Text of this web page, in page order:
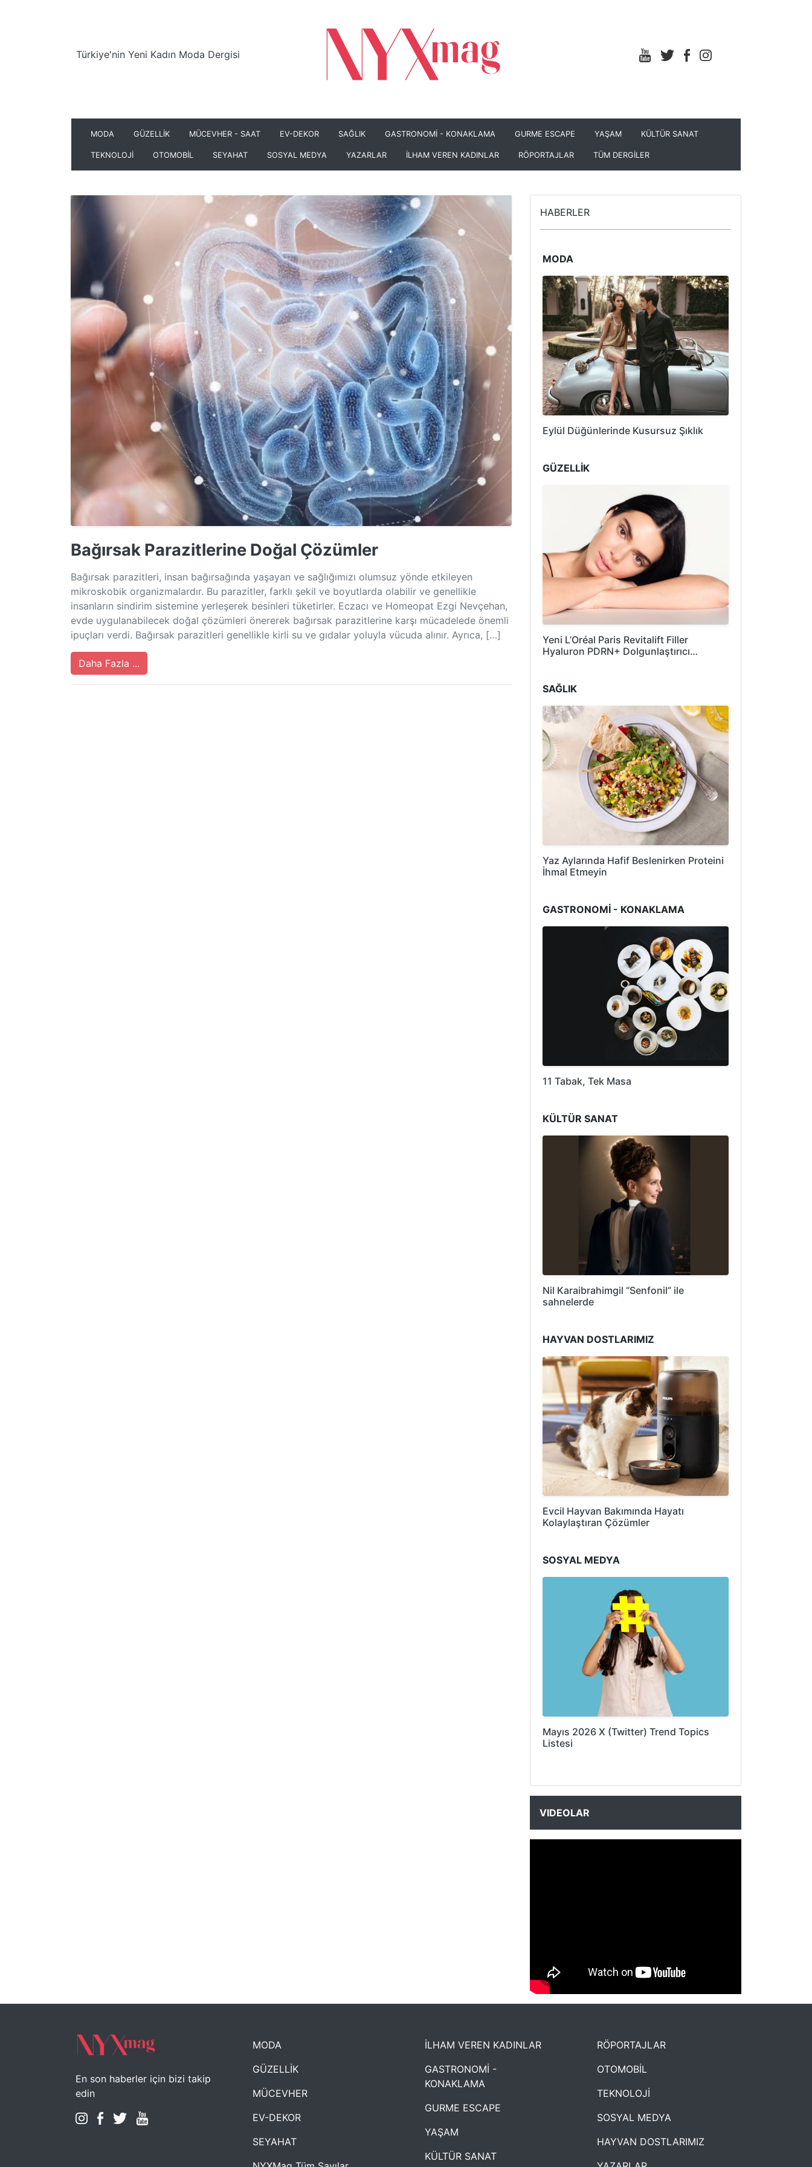
Türkiye'nin Yeni Kadın Moda Dergisi
MODA GÜZELLİK MÜCEVHER - SAAT EV-DEKOR SAĞLIK GASTRONOMİ - KONAKLAMA GURME ESCAPE YAŞAM KÜLTÜR SANAT
TEKNOLOJİ OTOMOBİL SEYAHAT SOSYAL MEDYA YAZARLAR İLHAM VEREN KADINLAR RÖPORTAJLAR TÜM DERGİLER
Bağırsak Parazitlerine Doğal Çözümler
Bağırsak parazitleri, insan bağırsağında yaşayan ve sağlığımızı olumsuz yönde etkileyen
mikroskobik organizmalardır. Bu parazitler, farklı şekil ve boyutlarda olabilir ve genellikle
insanların sindirim sistemine yerleşerek besinleri tüketirler. Eczacı ve Homeopat Ezgi Nevçehan,
evde uygulanabilecek doğal çözümleri önererek bağırsak parazitlerine karşı mücadelede önemli
ipuçları verdi. Bağırsak parazitleri genellikle kirli su ve gıdalar yoluyla vücuda alınır. Ayrıca, […]
Daha Fazla ...
HABERLER
MODA
Eylül Düğünlerinde Kusursuz Şıklık
GÜZELLİK
Yeni L’Oréal Paris Revitalift Filler
Hyaluron PDRN+ Dolgunlaştırıcı…
SAĞLIK
Yaz Aylarında Hafif Beslenirken Proteini
İhmal Etmeyin
GASTRONOMİ - KONAKLAMA
11 Tabak, Tek Masa
KÜLTÜR SANAT
Nil Karaibrahimgil “Senfonil” ile
sahnelerde
HAYVAN DOSTLARIMIZ
Evcil Hayvan Bakımında Hayatı
Kolaylaştıran Çözümler
SOSYAL MEDYA
Mayıs 2026 X (Twitter) Trend Topics
Listesi
VIDEOLAR
NYXmag 2. Yaş Kutlama Etkinliği
En son haberler için bizi takip
edin
MODA
GÜZELLİK
MÜCEVHER
EV-DEKOR
SEYAHAT
İLHAM VEREN KADINLAR
GASTRONOMİ -
KONAKLAMA
GURME ESCAPE
YAŞAM
KÜLTÜR SANAT
RÖPORTAJLAR
OTOMOBİL
TEKNOLOJİ
SOSYAL MEDYA
HAYVAN DOSTLARIMIZ